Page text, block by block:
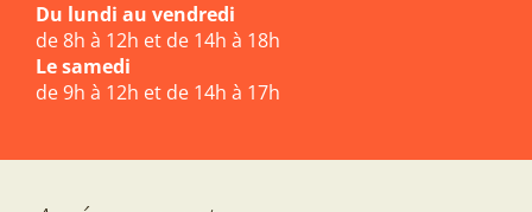
Du lundi au vendredi
de 8h à 12h et de 14h à 18h
Le samedi
de 9h à 12h et de 14h à 17h